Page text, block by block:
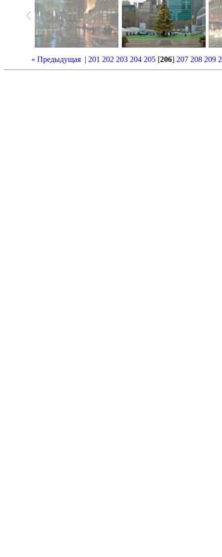
« Предыдущая| 201 202 203 204 205[206] 207 208 209